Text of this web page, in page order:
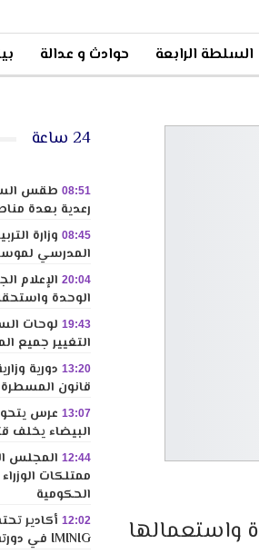
السلطة الرابعة حوادث و عدالة
واستعمالها
24 ساعة
08:51 طقس
رعدية بعدة
08:45 وزارة
المدرسي لموسم 2026-
20:04 الإعلام
الوحدة
19:43 لوحات
التغيير جميع
13:20 دورية
قانون المسطرة
13:07 عرس
البيضاء يخلف
12:44 المجلس
ممتلكات
الحكومية
12:02 أكادير
IMINIG في دورته الرابعة